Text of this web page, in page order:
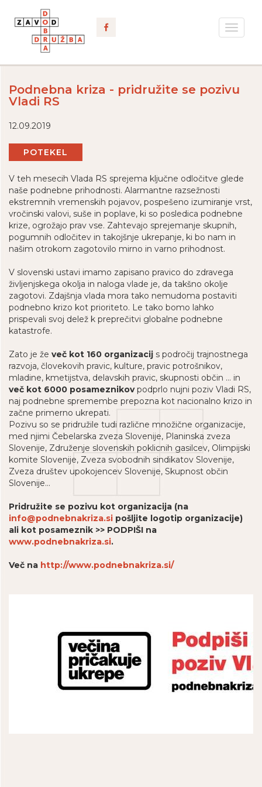
Toggle
Podnebna kriza - pridružite se pozivu
Vladi RS
12.09.2019
POTEKEL
V teh mesecih Vlada RS sprejema ključne odločitve glede
naše podnebne prihodnosti. Alarmantne razsežnosti
ekstremnih vremenskih pojavov, pospešeno izumiranje vrst,
vročinski valovi, suše in poplave, ki so posledica podnebne
krize, ogrožajo prav vse. Zahtevajo sprejemanje skupnih,
pogumnih odločitev in takojšnje ukrepanje, ki bo nam in
našim otrokom zagotovilo mirno in varno prihodnost.
V slovenski ustavi imamo zapisano pravico do zdravega
življenjskega okolja in naloga vlade je, da takšno okolje
zagotovi. Zdajšnja vlada mora tako nemudoma postaviti
podnebno krizo kot prioriteto. Le tako bomo lahko
prispevali svoj delež k preprečitvi globalne podnebne
katastrofe.
Zato je že več kot 160 organizacij s področij trajnostnega
razvoja, človekovih pravic, kulture, pravic potrošnikov,
mladine, kmetijstva, delavskih pravic, skupnosti občin … in
več kot 6000 posameznikovpodprlo nujni poziv Vladi RS,
naj podnebne spremembe prepozna kot nacionalno krizo in
začne primerno ukrepati.
Pozivu so se pridružile tudi različne množične organizacije,
med njimi Čebelarska zveza Slovenije, Planinska zveza
Slovenije, Združenje slovenskih poklicnih gasilcev, Olimpijski
komite Slovenije, Zveza svobodnih sindikatov Slovenije,
Zveza društev upokojencev Slovenije, Skupnost občin
Slovenije...
Pridružite se pozivu kot organizacija (na
info@podnebnakriza.si pošljite logotip organizacije)
ali kot posameznik >> PODPIŠI na
www.podnebnakriza.si.
Več na http://www.podnebnakriza.si/